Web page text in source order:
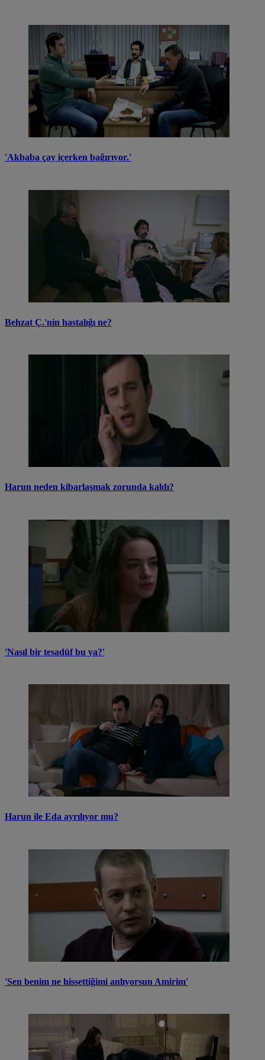
'Akbaba çay içerken bağırıyor.'
Behzat Ç.'nin hastalığı ne?
Harun neden kibarlaşmak zorunda kaldı?
'Nasıl bir tesadüf bu ya?'
Harun ile Eda ayrılıyor mu?
'Sen benim ne hissettiğimi anlıyorsun Amirim'